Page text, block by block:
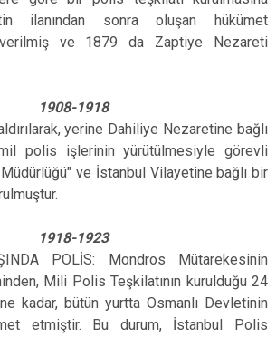
ilanından sonra oluşan hükümet
verilmiş ve 1879 da Zaptiye Nezareti
1908-1918
yerine Dahiliye Nezaretine bağlı
polis işlerinin yürütülmesiyle görevli
ve İstanbul Vilayetine bağlı bir
1918-1923
POLİS: Mondros Mütarekesinin
Mili Polis Teşkilatının kurulduğu 24
kadar, bütün yurtta Osmanlı Devletinin
etmiştir. Bu durum, İstanbul Polis